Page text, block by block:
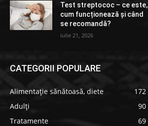
Test streptococ – ce este,
cum funcționează și când
se recomandă?
iulie 21, 2026
CATEGORII POPULARE
Alimentație sănătoasă, diete
172
Adulți
90
Tratamente
69